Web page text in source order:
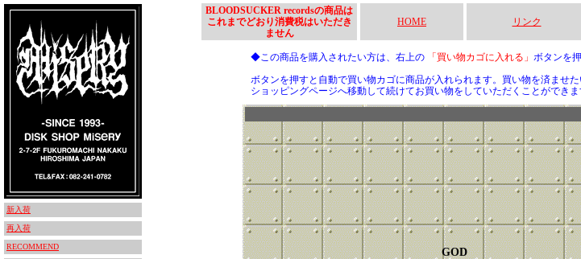
新入荷
再入荷
RECOMMEND
BLOODSUCKER recordsの商品は
これまでどおり消費税はいただき
ません
HOME リンク
◆この商品を購入されたい方は、右上の 「買い物カゴに入れる」 ボタンを
ボタンを押すと自動で買い物カゴに商品が入れられます。買い物を済ませ
ショッピングページへ移動して続けてお買い物をしていただくことができま
GOD